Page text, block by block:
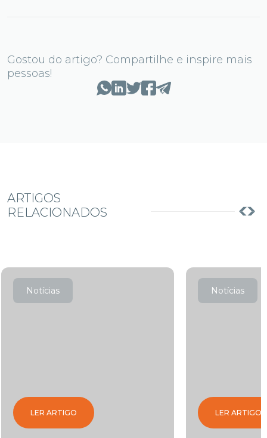
Gostou do artigo? Compartilhe e inspire mais
pessoas!
ARTIGOS
RELACIONADOS
Notícias
LER ARTIGO
Notícias
LER ARTIGO